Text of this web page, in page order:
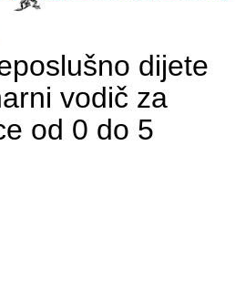
dijete
vodič za
od 0 do 5